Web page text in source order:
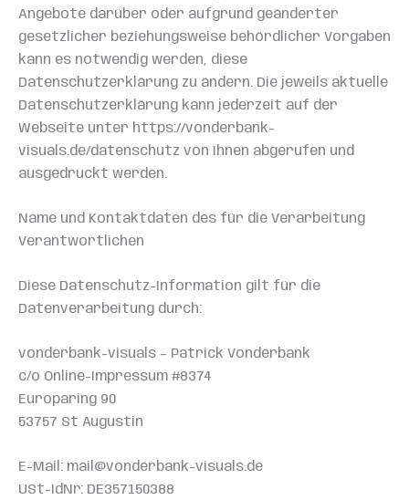
Angebote darüber oder aufgrund geänderter
gesetzlicher beziehungsweise behördlicher Vorgaben
kann es notwendig werden, diese
Datenschutzerklärung zu ändern. Die jeweils aktuelle
Datenschutzerklärung kann jederzeit auf der
Webseite unter https://vonderbank-
visuals.de/datenschutz von Ihnen abgerufen und
ausgedruckt werden.
Name und Kontaktdaten des für die Verarbeitung
Verantwortlichen
Diese Datenschutz-Information gilt für die
Datenverarbeitung durch:
vonderbank-visuals – Patrick Vonderbank
c/o Online-Impressum #8374
Europaring 90
53757 St Augustin
E-Mail: mail@vonderbank-visuals.de
USt-IdNr: DE357150388